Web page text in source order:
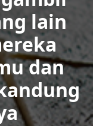
lain
dan